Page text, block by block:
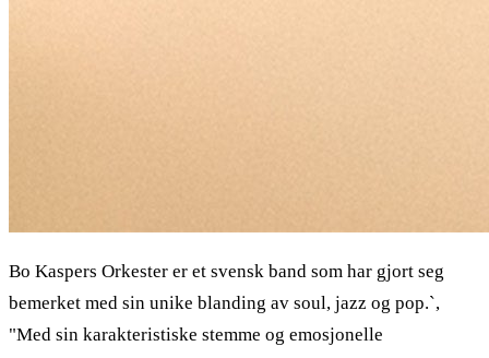
Bo Kaspers Orkester er et svensk band som har gjort seg
bemerket med sin unike blanding av soul, jazz og pop.`,
"Med sin karakteristiske stemme og emosjonelle